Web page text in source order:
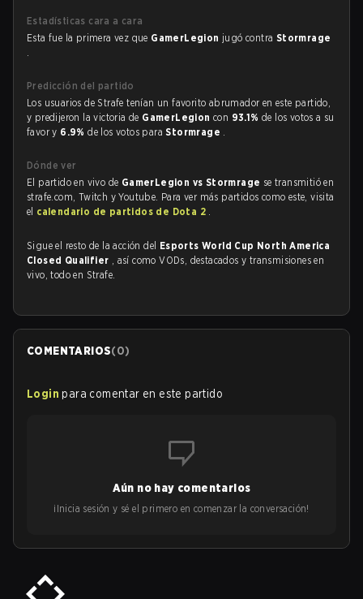
Estadísticas cara a cara
Esta fue la primera vez que GamerLegion jugó contra Stormrage
.
Predicción del partido
Los usuarios de Strafe tenían un favorito abrumador en este partido,
y predijeron la victoria de GamerLegioncon 93.1%de los votos a su
favor y 6.9%de los votos paraStormrage .
Dónde ver
El partido en vivo de GamerLegion vs Stormrage se transmitió en
strafe.com, Twitch y Youtube. Para ver más partidos como este, visita
el calendario de partidos de Dota 2 .
Sigue el resto de la acción del Esports World Cup North America
Closed Qualifier , así como VODs, destacados y transmisiones en
vivo, todo en Strafe.
COMENTARIOS(0)
Login para comentar en este partido
Aún no hay comentarios
¡Inicia sesión y sé el primero en comenzar la conversación!